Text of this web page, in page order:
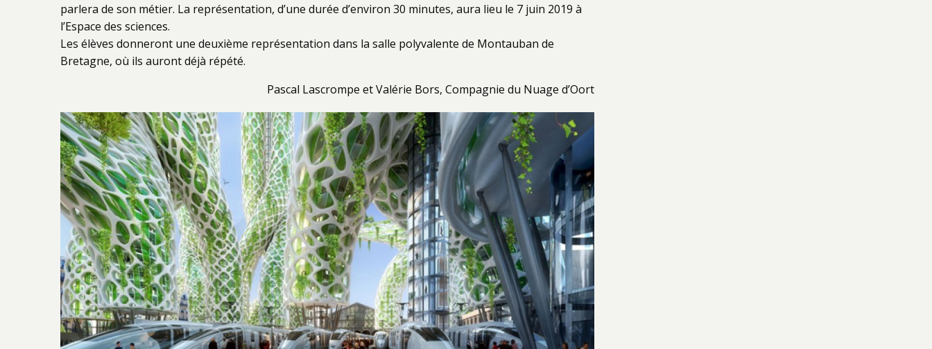
parlera de son métier. La représentation, d’une durée d’environ 30 minutes, aura lieu le 7 juin 2019 à
l’Espace des sciences.
Les élèves donneront une deuxième représentation dans la salle polyvalente de Montauban de
Bretagne, où ils auront déjà répété.
Pascal Lascrompe et Valérie Bors, Compagnie du Nuage d’Oort